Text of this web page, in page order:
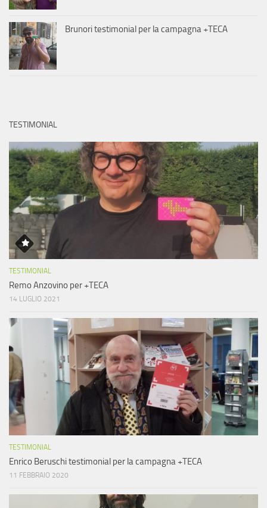
Brunori testimonial per la campagna +TECA
TESTIMONIAL
TESTIMONIAL
Remo Anzovino per +TECA
14 LUGLIO 2021
TESTIMONIAL
Enrico Beruschi testimonial per la campagna +TECA
11 FEBBRAIO 2020